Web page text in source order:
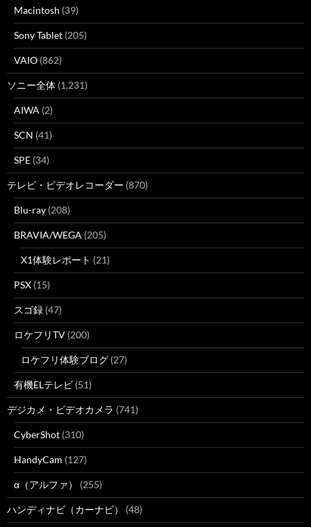
Macintosh (39)
Sony Tablet (205)
VAIO (862)
ソニー全体 (1,231)
AIWA (2)
SCN (41)
SPE (34)
テレビ・ビデオレコーダー (870)
Blu-ray (208)
BRAVIA/WEGA (205)
X1体験レポート (21)
PSX (15)
スゴ録 (47)
ロケフリTV (200)
ロケフリ体験ブログ (27)
有機ELテレビ (51)
デジカメ・ビデオカメラ (741)
CyberShot (310)
HandyCam (127)
α（アルファ） (255)
ハンディナビ（カーナビ） (48)